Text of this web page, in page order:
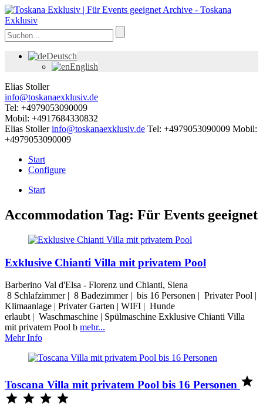
Deutsch
English
Elias Stoller
info@toskanaexklusiv.de
Tel: +4979053090009
Mobil: +4917684330832
Elias Stoller info@toskanaexklusiv.de Tel: +4979053090009 Mobil:
+4979053090009
Start
Configure
Start
Accommodation Tag: Für Events geeignet
Exklusive Chianti Villa mit privatem Pool
Barberino Val d'Elsa - Florenz und Chianti, Siena
8 Schlafzimmer | 8 Badezimmer | bis 16 Personen | Privater Pool |
Klimaanlage | Privater Garten | WIFI | Hunde
erlaubt | Waschmaschine | Spülmaschine Exklusive Chianti Villa
mit privatem Pool b mehr...
Mehr Info
Toscana Villa mit privatem Pool bis 16 Personen 
   